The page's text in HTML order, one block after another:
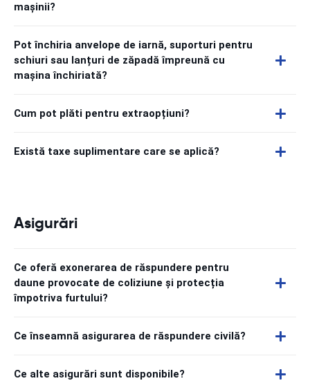
mașinii?
Pot închiria anvelope de iarnă, suporturi pentru
schiuri sau lanțuri de zăpadă împreună cu
mașina închiriată?
Cum pot plăti pentru extraopțiuni?
Există taxe suplimentare care se aplică?
Asigurări
Ce oferă exonerarea de răspundere pentru
daune provocate de coliziune și protecția
împotriva furtului?
Ce înseamnă asigurarea de răspundere civilă?
Ce alte asigurări sunt disponibile?